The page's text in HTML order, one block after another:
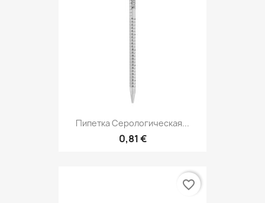
Пипетка Серологическая...
0,81 €
favorite_border